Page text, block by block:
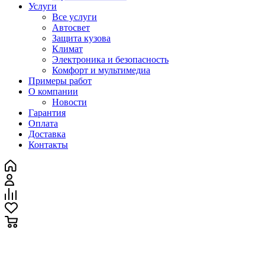
Услуги
Все услуги
Автосвет
Защита кузова
Климат
Электроника и безопасность
Комфорт и мультимедиа
Примеры работ
О компании
Новости
Гарантия
Оплата
Доставка
Контакты